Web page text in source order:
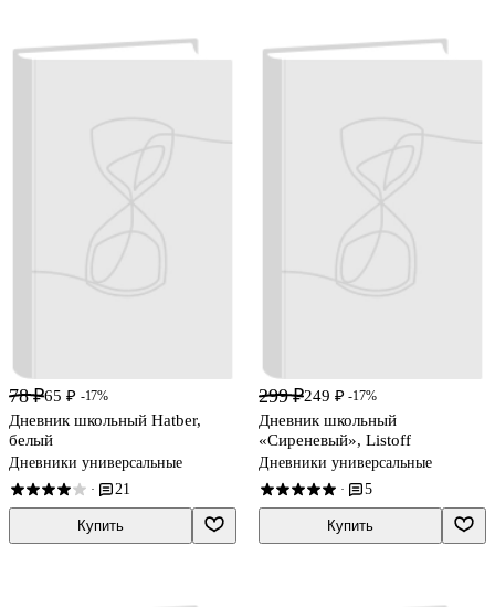
78 ₽65 ₽ -17%
Дневник школьный Hatber,
белый
Дневники универсальные
· 21
Купить
299 ₽249 ₽ -17%
Дневник школьный
«Сиреневый», Listoff
Дневники универсальные
· 5
Купить